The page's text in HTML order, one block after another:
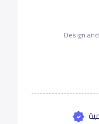
1 - Design